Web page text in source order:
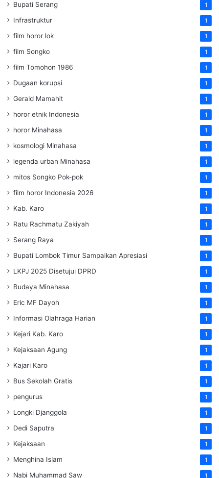
Bupati Serang 1
Infrastruktur 1
film horor lok 1
film Songko 1
film Tomohon 1986 1
Dugaan korupsi 1
Gerald Mamahit 1
horor etnik Indonesia 1
horor Minahasa 1
kosmologi Minahasa 1
legenda urban Minahasa 1
mitos Songko Pok-pok 1
film horor Indonesia 2026 1
Kab. Karo 1
Ratu Rachmatu Zakiyah 1
Serang Raya 1
Bupati Lombok Timur Sampaikan Apresiasi 1
LKPJ 2025 Disetujui DPRD 1
Budaya Minahasa 1
Eric MF Dayoh 1
Informasi Olahraga Harian 1
Kejari Kab. Karo 1
Kejaksaan Agung 1
Kajari Karo 1
Bus Sekolah Gratis 1
pengurus 1
Longki Djanggola 1
Dedi Saputra 1
Kejaksaan 1
Menghina Islam 1
Nabi Muhammad Saw 1